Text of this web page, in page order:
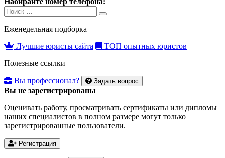
Search
for:
Search
Еженедельная подборка
Лучшие юристы сайта
ТОП опытных юристов
Полезные ссылки
Вы профессионал? Задать вопрос
Вы не зарегистрированы
Оценивать работу, просматривать сертификаты или дипломы
наших специалистов в полном размере могут только
зарегистрированные пользователи.
Регистрация